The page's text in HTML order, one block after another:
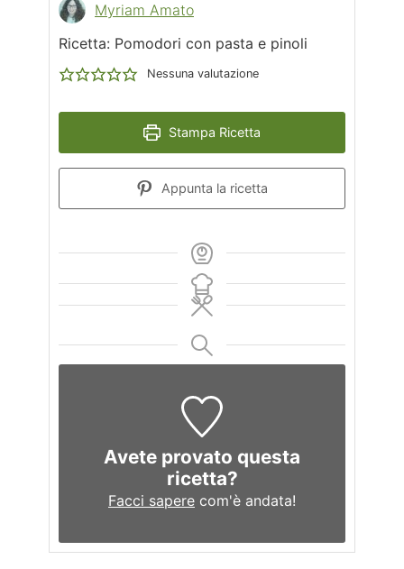
Myriam Amato
Ricetta: Pomodori con pasta e pinoli
Nessuna valutazione
Stampa Ricetta
Appunta la ricetta
Avete provato questa
ricetta?
Facci sapere com'è andata!